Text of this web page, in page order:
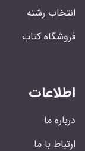
انتخاب رشته
فروشگاه کتاب
اطلاعات
درباره ما
ارتباط با ما